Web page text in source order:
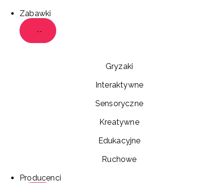
Zabawki
Gryzaki
Interaktywne
Sensoryczne
Kreatywne
Edukacyjne
Ruchowe
Producenci